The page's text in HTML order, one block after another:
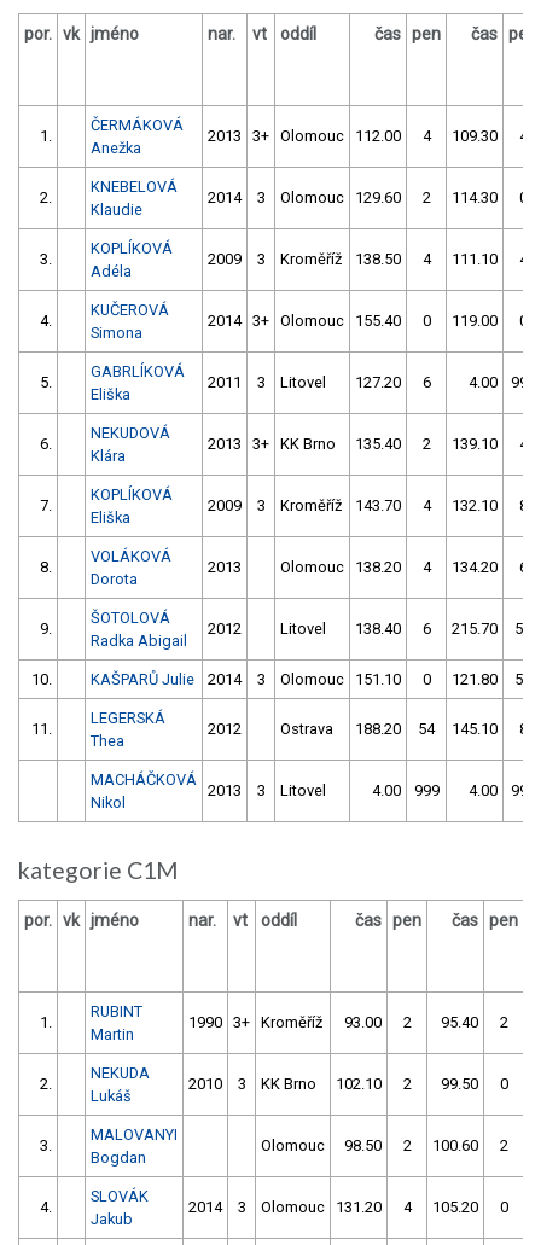
por. vk jméno nar. vt oddíl čas pen čas pen
1.
ČERMÁKOVÁ
Anežka
2013 3+ Olomouc 112.00 4 109.30 4
2.
KNEBELOVÁ
Klaudie
2014 3 Olomouc 129.60 2 114.30 0
3.
KOPLÍKOVÁ
Adéla
2009 3 Kroměříž 138.50 4 111.10 4
4.
KUČEROVÁ
Simona
2014 3+ Olomouc 155.40 0 119.00 0
5.
GABRLÍKOVÁ
Eliška
2011 3 Litovel 127.20 6 4.00 999
6.
NEKUDOVÁ
Klára
2013 3+ KK Brno 135.40 2 139.10 4
7.
KOPLÍKOVÁ
Eliška
2009 3 Kroměříž 143.70 4 132.10 8
8.
VOLÁKOVÁ
Dorota
2013 Olomouc 138.20 4 134.20 6
9.
ŠOTOLOVÁ
Radka Abigail
2012 Litovel 138.40 6 215.70 54
10. KAŠPARŮ Julie 2014 3 Olomouc 151.10 0 121.80 52
11.
LEGERSKÁ
Thea
2012 Ostrava 188.20 54 145.10 8
MACHÁČKOVÁ
Nikol
2013 3 Litovel 4.00 999 4.00 999
kategorie C1M
por. vk jméno nar. vt oddíl čas pen čas pen
1.
RUBINT
Martin
1990 3+ Kroměříž 93.00 2 95.40 2
2.
NEKUDA
Lukáš
2010 3 KK Brno 102.10 2 99.50 0
3.
MALOVANYI
Bogdan
Olomouc 98.50 2 100.60 2
4.
SLOVÁK
Jakub
2014 3 Olomouc 131.20 4 105.20 0